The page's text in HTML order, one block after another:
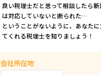
良い税理士だと思って相談したら新
は対応していないと断られた…
ということがないように、あなた
てくれる税理士を知りましょう！
会社所在地